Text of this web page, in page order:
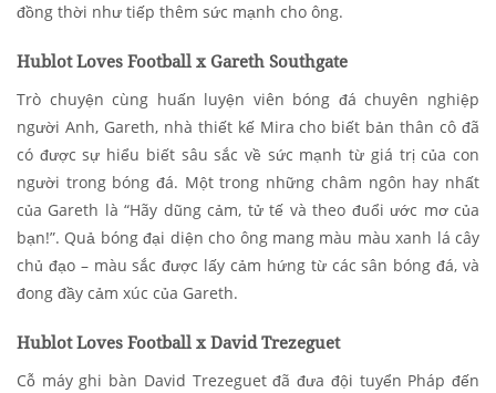
đồng thời như tiếp thêm sức mạnh cho ông.
Hublot Loves Football x Gareth Southgate
Trò chuyện cùng huấn luyện viên bóng đá chuyên nghiệp
người Anh, Gareth, nhà thiết kế Mira cho biết bản thân cô đã
có được sự hiểu biết sâu sắc về sức mạnh từ giá trị của con
người trong bóng đá. Một trong những châm ngôn hay nhất
của Gareth là “Hãy dũng cảm, tử tế và theo đuổi ước mơ của
bạn!”. Quả bóng đại diện cho ông mang màu màu xanh lá cây
chủ đạo – màu sắc được lấy cảm hứng từ các sân bóng đá, và
đong đầy cảm xúc của Gareth.
Hublot Loves Football x David Trezeguet
Cỗ máy ghi bàn David Trezeguet đã đưa đội tuyển Pháp đến